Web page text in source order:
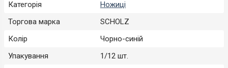
Категорія
Ножиці
Торгова марка
SCHOLZ
Колір
Чорно-синій
Упакування
1/12 шт.